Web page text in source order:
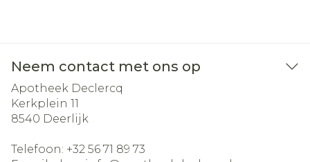
Neem contact met ons op
Apotheek Declercq
Kerkplein 11
8540 Deerlijk
Telefoon: +32 56 71 89 73